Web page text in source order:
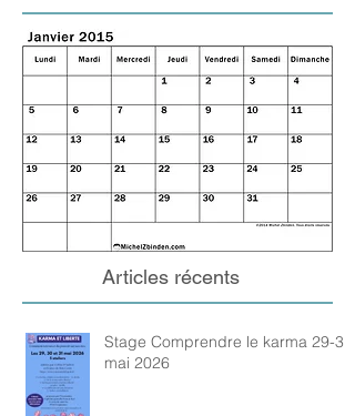
Articles récents
Stage Comprendre le karma 29-31
mai 2026